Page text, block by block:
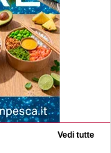
Vedi tutte